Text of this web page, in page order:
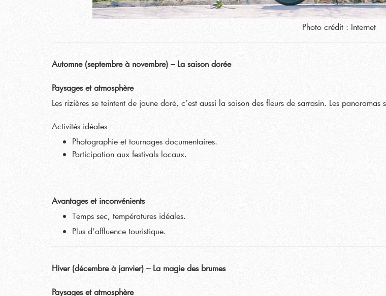
Photo crédit : Internet
Automne (septembre à novembre) – La saison dorée
Paysages et atmosphère
Les rizières se teintent de jaune doré, c’est aussi la saison des fleurs de sarrasin. Les panoramas
Activités idéales
Photographie et tournages documentaires.
Participation aux festivals locaux.
Avantages et inconvénients
Temps sec, températures idéales.
Plus d’affluence touristique.
Hiver (décembre à janvier) – La magie des brumes
Paysages et atmosphère